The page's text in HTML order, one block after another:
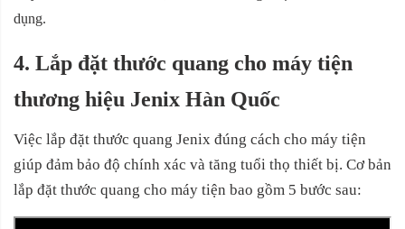
dụng.
4. Lắp đặt thước quang cho máy tiện
thương hiệu Jenix Hàn Quốc
Việc lắp đặt thước quang Jenix đúng cách cho máy tiện
giúp đảm bảo độ chính xác và tăng tuổi thọ thiết bị. Cơ bản
lắp đặt thước quang cho máy tiện bao gồm 5 bước sau: